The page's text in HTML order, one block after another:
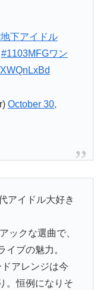
下アイドル
#1103MFGワン
October 30,
アイドル大好き
ックな選曲で、
イブの魅力。
アレンジは今
。恒例になりそ